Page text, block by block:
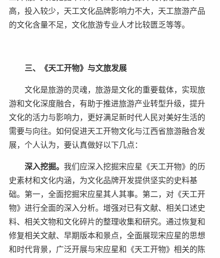
高，投入较少，天工文化品牌影响力不大，天工旅游产品
的文化含量不足，文化旅游专业人才比较匮乏等等。
三、《天工开物》与文旅发展
文化是旅游的灵魂，旅游是文化的重要载体，实现旅
游和文化深度融合，有助于推进旅游产业转型升级，提升
文化的活力与影响力，更好满足新时代人民对美好生活的
需要与向往。如何促进天工开物文化与江西省旅游融合发
展，个人认为，要认真做好以下几点：
深入挖掘。 我们应深入挖掘宋应星《天工开物》的历
史素材和文化内涵，为文化品牌开发提供坚实的史料基
础。第一，全面挖掘宋应星其人其事。第二，对《天工开
物》进行全面的深入分析。增强对已有文献、相关口述史
料、相关文物和文化碎片的整理收集和研究。通过恢复和
修复相关文献、早期版本和景点，全面展现宋应星的思想
和时代背景，广泛开展与宋应星和《天工开物》相关的陈